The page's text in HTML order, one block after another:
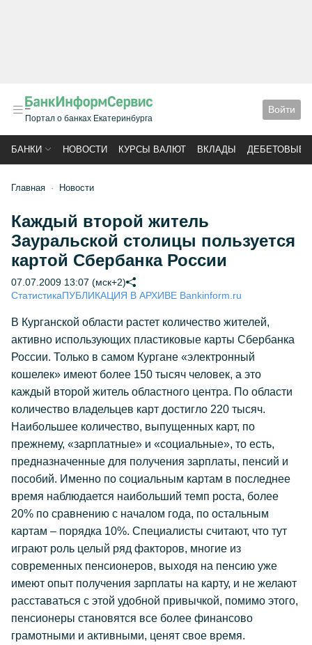
Портал о банках Екатеринбурга
Войти
БАНКИ НОВОСТИ КУРСЫ ВАЛЮТ ВКЛАДЫ ДЕБЕТОВЫЕ
Главная Новости
Каждый второй житель
Зауральской столицы пользуется
картой Сбербанка России
07.07.2009 13:07 (мск+2)
СтатистикаПУБЛИКАЦИЯ В АРХИВЕ Bankinform.ru
В Курганской области растет количество жителей,
активно использующих пластиковые карты Сбербанка
России. Только в самом Кургане «электронный
кошелек» имеют более 150 тысяч человек, а это
каждый второй житель областного центра. По области
количество владельцев карт достигло 220 тысяч.
Наибольшее количество, выпущенных карт, по
прежнему, «зарплатные» и «социальные», то есть,
предназначенные для получения зарплаты, пенсий и
пособий. Именно по социальным картам в последнее
время наблюдается наибольший темп роста, более
20% по сравнению с началом года, по остальным
картам – порядка 10%. Специалисты считают, что тут
играют роль целый ряд факторов, многие из
современных пенсионеров, выходя на пенсию уже
имеют опыт получения зарплаты на карту, и не желают
расставаться с этой удобной привычкой, помимо этого,
пенсионеры становятся все более финансово
грамотными и активными, ценят свое время.